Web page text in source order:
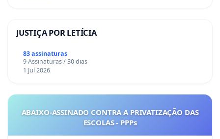
JUSTIÇA POR LETÍCIA
83 assinaturas
9 Assinaturas / 30 dias
1 Jul 2026
ABAIXO-ASSINADO CONTRA A PRIVATIZAÇÃO DAS
ESCOLAS - PPPs